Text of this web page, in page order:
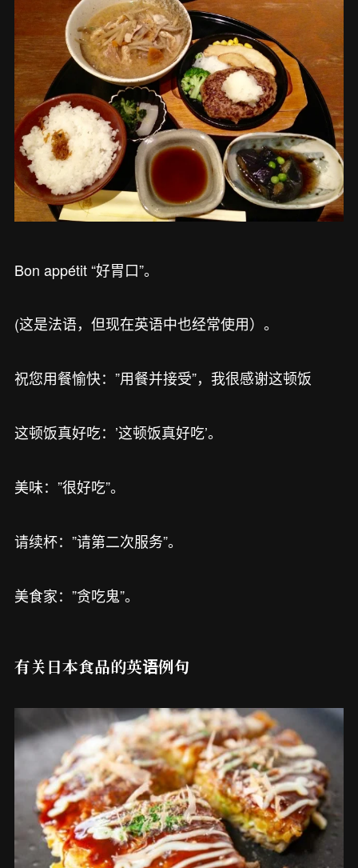
Bon appétit “好胃口”。
(这是法语，但现在英语中也经常使用）。
祝您用餐愉快：”用餐并接受”，我很感谢这顿饭
这顿饭真好吃：’这顿饭真好吃’。
美味：”很好吃”。
请续杯：”请第二次服务”。
美食家：”贪吃鬼”。
有关日本食品的英语例句